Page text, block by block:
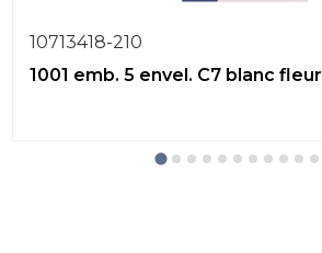
10713418-210
1001 emb. 5 envel. C7 blanc fleur